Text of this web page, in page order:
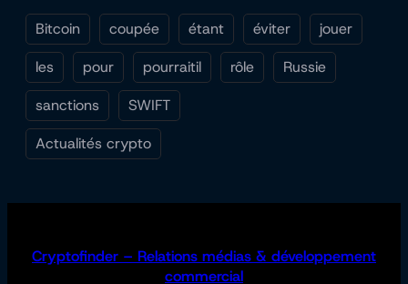
Bitcoin coupée étant éviter
jouer
les
pour pourraitil rôle
Russie
sanctions
SWIFT
Actualités crypto
Cryptofinder – Relations médias & développement
commercial